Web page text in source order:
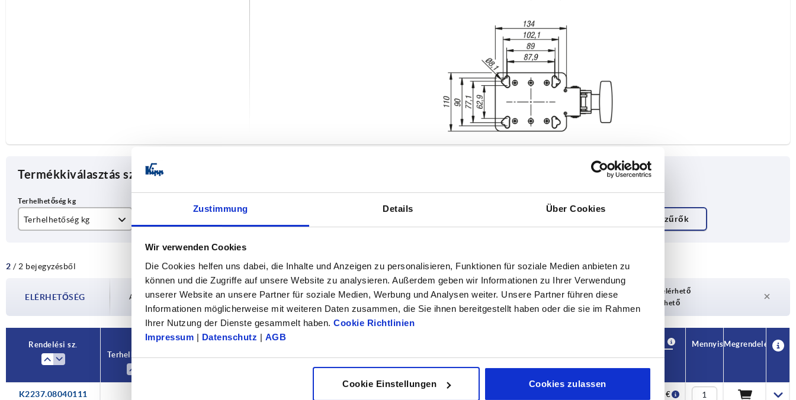
Zustimmung Details Über Cookies
Wir verwenden Cookies
Die Cookies helfen uns dabei, die Inhalte und Anzeigen zu personalisieren, Funktionen für soziale Medien anbieten zu
können und die Zugriffe auf unsere Website zu analysieren. Außerdem geben wir Informationen zu Ihrer Verwendung
unserer Website an unsere Partner für soziale Medien, Werbung und Analysen weiter. Unsere Partner führen diese
Informationen möglicherweise mit weiteren Daten zusammen, die Sie ihnen bereitgestellt haben oder die sie im Rahmen
Ihrer Nutzung der Dienste gesammelt haben. Cookie Richtlinien
Impressum | Datenschutz | AGB
Cookie Einstellungen Cookies zulassen
Termékkiválasztás szűkítése
Terhelhetőség kg
130
siklócsapágyak
100
2 / 2 bejegyzésből TÁBLÁZAT NAGYÍTÁSA
ELÉRHETŐSÉG Az elérhetőségeket rendszeres időközönként naponta többször frissítjük.
Azonnal szállítható
Hamarosan újra elérhető
Jelenleg nem elérhető
Rendelési sz.
Terhelhetőség kg
kisülés
MennyiségMegrendelés
K2237.08040111 180,55 €